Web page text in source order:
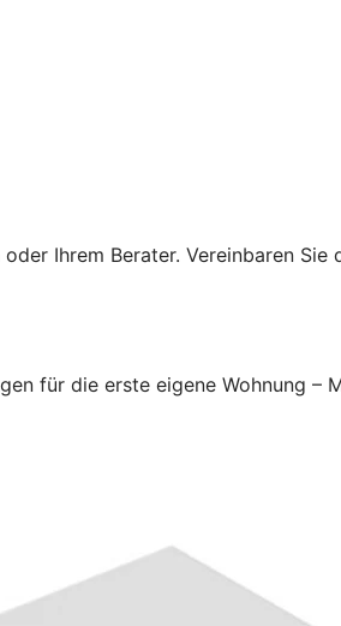
Ihrem Berater. Vereinbaren
für die erste eigene Wohnung –